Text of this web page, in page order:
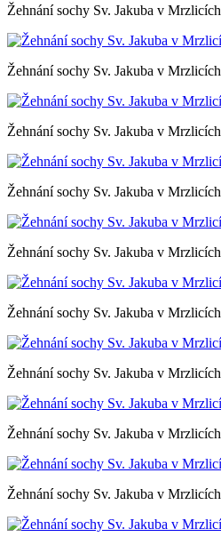
Žehnání sochy Sv. Jakuba v Mrzlicích
Žehnání sochy Sv. Jakuba v Mrzlicích
Žehnání sochy Sv. Jakuba v Mrzlicích
Žehnání sochy Sv. Jakuba v Mrzlicích
Žehnání sochy Sv. Jakuba v Mrzlicích
Žehnání sochy Sv. Jakuba v Mrzlicích
Žehnání sochy Sv. Jakuba v Mrzlicích
Žehnání sochy Sv. Jakuba v Mrzlicích
Žehnání sochy Sv. Jakuba v Mrzlicích